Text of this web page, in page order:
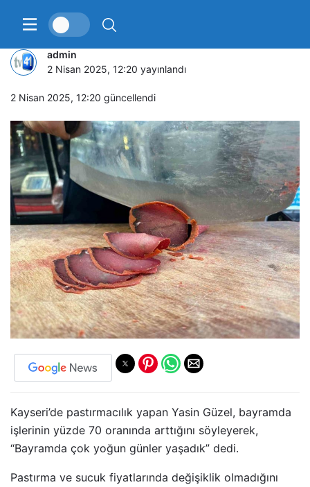
Pastırmacılara bayram dopingi
admin
2 Nisan 2025, 12:20 yayınlandı
2 Nisan 2025, 12:20 güncellendi
Kayseri’de pastırmacılık yapan Yasin Güzel, bayramda
işlerinin yüzde 70 oranında arttığını söyleyerek,
“Bayramda çok yoğun günler yaşadık” dedi.
Pastırma ve sucuk fiyatlarında değişiklik olmadığını